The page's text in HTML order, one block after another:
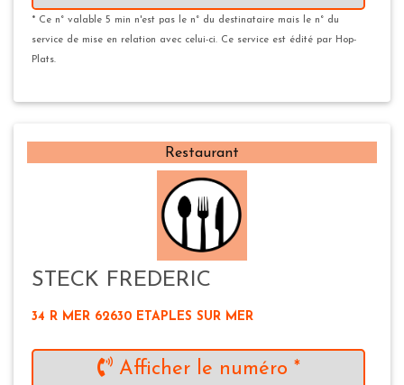
* Ce n° valable 5 min n'est pas le n° du destinataire mais le n° du
service de mise en relation avec celui-ci. Ce service est édité par Hop-
Plats.
Restaurant
STECK FREDERIC
34 R MER 62630 ETAPLES SUR MER
Afficher le numéro *